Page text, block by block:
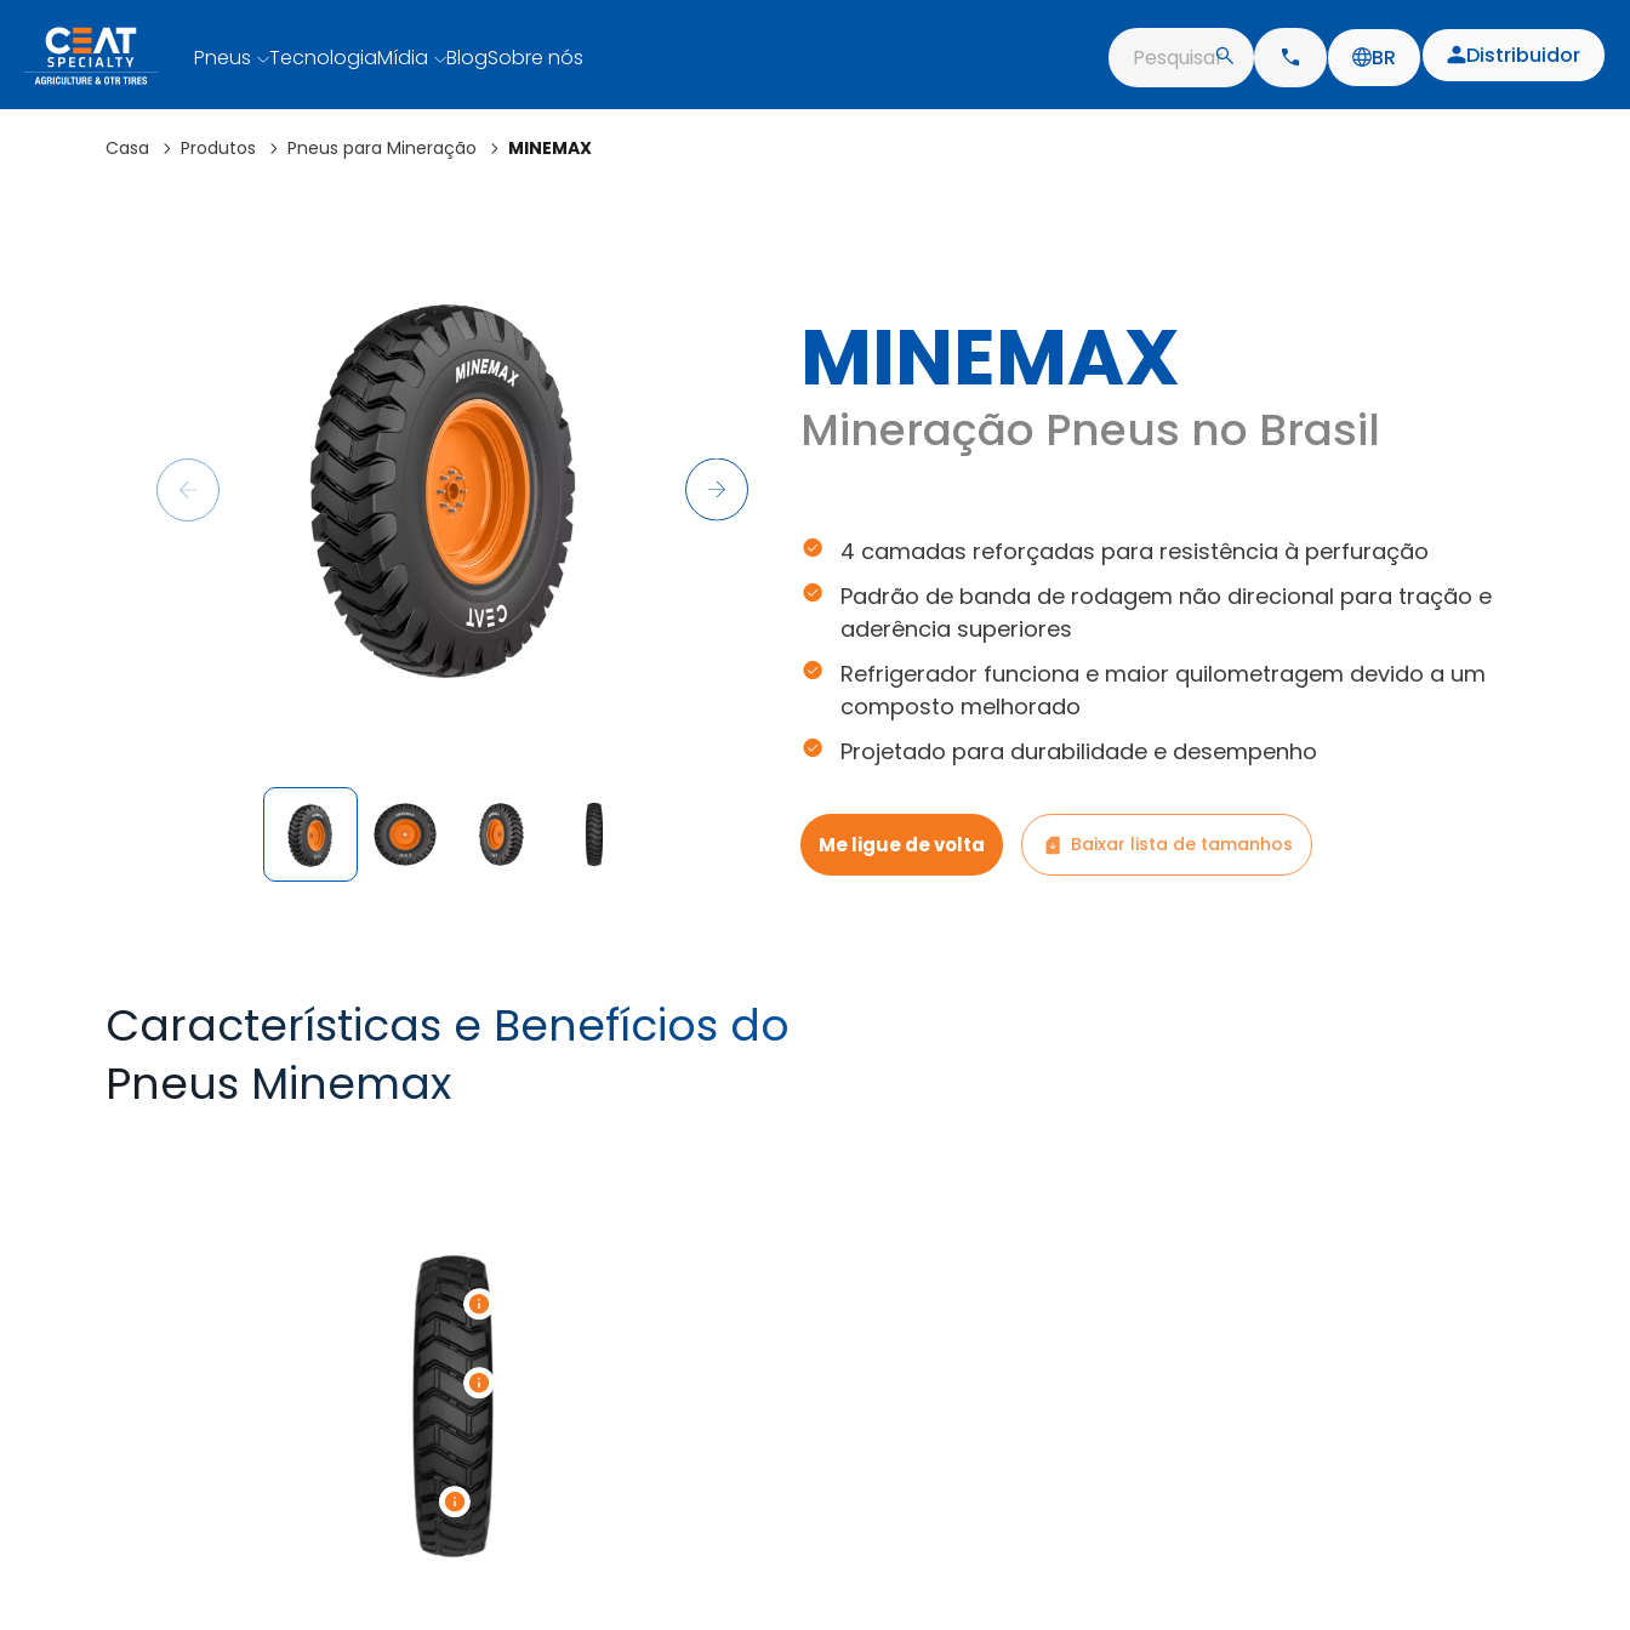
Pneus TecnologiaMídia BlogSobre nós Pesquisar BR Distribuidor
Casa Produtos Pneus para Mineração MINEMAX
Características e Benefícios do
Pneus Minemax
MINEMAX
Mineração Pneus no Brasil
4 camadas reforçadas para resistência à perfuração
Padrão de banda de rodagem não direcional para tração e
aderência superiores
Refrigerador funciona e maior quilometragem devido a um
composto melhorado
Projetado para durabilidade e desempenho
Me ligue de volta Baixar lista de tamanhos